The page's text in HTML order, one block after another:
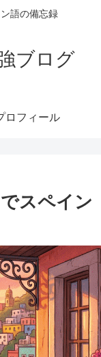
語の備忘録
ブログ
ロフィール
スペイン